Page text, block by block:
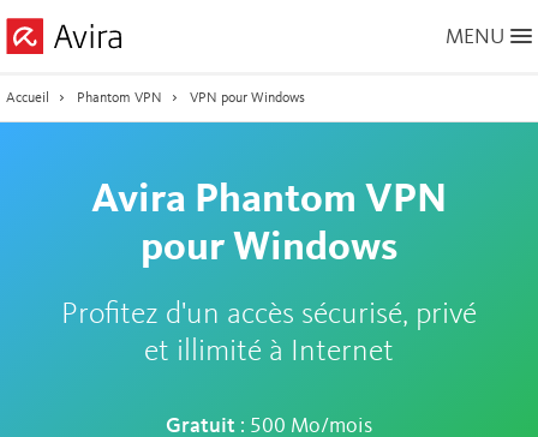
to
Content
MENU
Accueil Phantom VPN VPN pour Windows
Avira Phantom VPN
pour Windows
Profitez d'un accès sécurisé, privé
et illimité à Internet
Gratuit: 500 Mo/mois